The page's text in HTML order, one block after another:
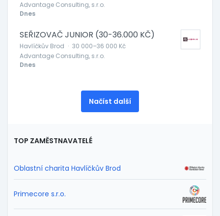
Advantage Consulting, s.r.o.
Dnes
SEŘIZOVAČ JUNIOR (30-36.000 KČ)
Havlíčkův Brod · 30 000–36 000 Kč
Advantage Consulting, s.r.o.
Dnes
Načíst další
TOP ZAMĚSTNAVATELÉ
Oblastní charita Havlíčkův Brod
Primecore s.r.o.